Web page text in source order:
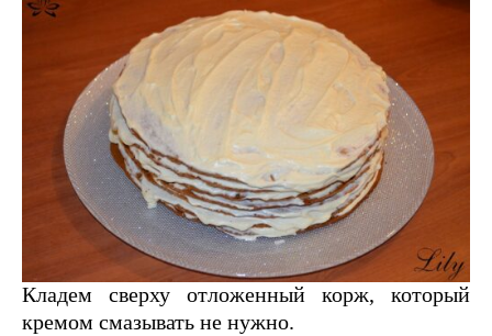
Кладем сверху отложенный корж, который
кремом смазывать не нужно.